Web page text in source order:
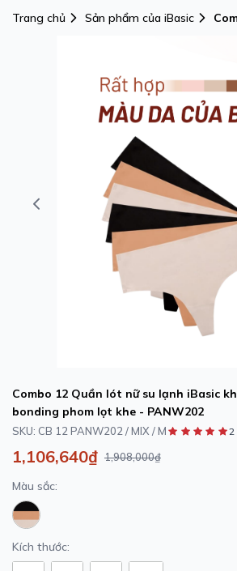
Trang chủ Sản phẩm của iBasic
Combo 12 Quần lót nữ su lạnh iBasic
bonding phom lọt khe - PANW202
SKU: CB 12 PANW202 / MIX / M 2
1,106,640₫ 1,908,000₫
Màu sắc:
Kích thước: